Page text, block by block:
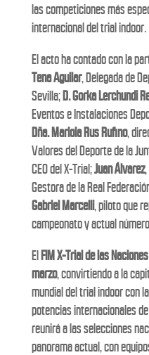
las competiciones más
internacional del trial indoor.
El acto ha contado con la
Tena Aguilar, Delegada de
Sevilla;D. Gorka Lerchundi
Eventos e Instalaciones
Dña. Mariola Rus Rufino,
Valores del Deporte de la
CEO del X-Trial;Juan Álvarez,
Gestora de la Real
Gabriel Marcelli, piloto que
campeonato y actual
ElFIM X-Trial de las Naciones
marzo, convirtiendo a la
mundial del trial indoor con
potencias internacionales
reunirá a las selecciones
panorama actual, con